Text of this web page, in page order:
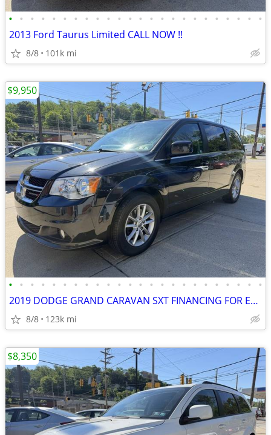
• • • • • • • • • • • • • • • • • • • • • • • •
2013 Ford Taurus Limited CALL NOW !!
8/8 101k mi
• • • • • • • • • • • • • • • • • • • • • • • •
2019 DODGE GRAND CARAVAN SXT FINANCING FOR EVERYONE !!
8/8 123k mi
$9,950
$8,350